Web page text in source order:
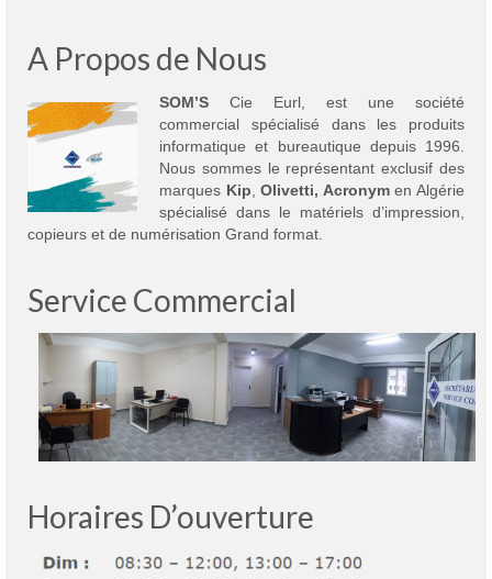
A Propos de Nous
SOM’S Cie Eurl, est une société
commercial spécialisé dans les produits
informatique et bureautique depuis 1996.
Nous sommes le représentant exclusif des
marques Kip Olivetti, Acronymen Algérie
spécialisé dans le matériels d’impression,
copieurs et de numérisation Grand format.
Service Commercial
Horaires D’ouverture